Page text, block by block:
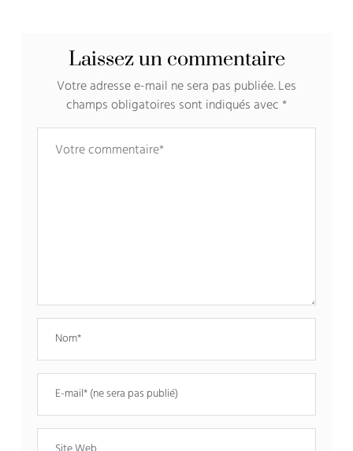
Laissez un commentaire
Votre adresse e-mail ne sera pas publiée.Les
champs obligatoires sont indiqués avec*